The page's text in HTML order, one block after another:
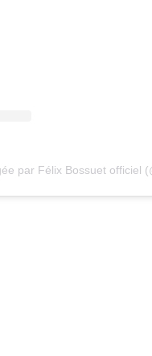
par Félix Bossuet officiel